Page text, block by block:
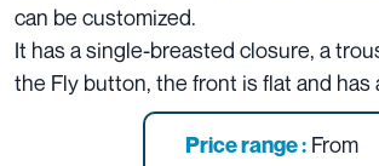
can be customized.
It has a single-breasted closure, a
the Fly button, the front is flat and has
Price range :From